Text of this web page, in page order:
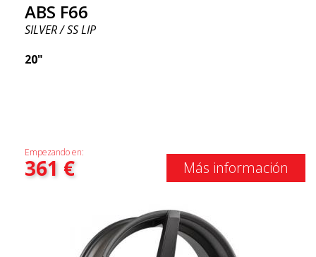
ABS F66
SILVER / SS LIP
20"
Empezando en:
361 € Más información